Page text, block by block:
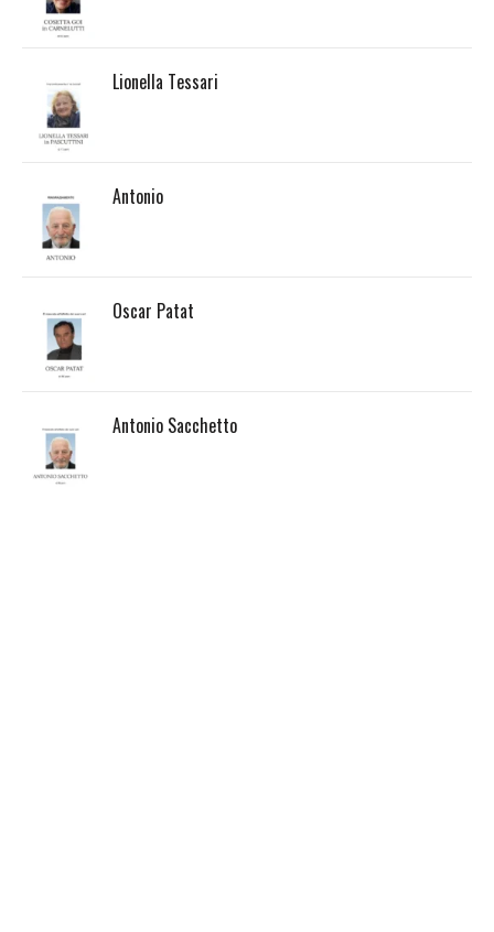
Lionella Tessari
Antonio
Oscar Patat
Antonio Sacchetto